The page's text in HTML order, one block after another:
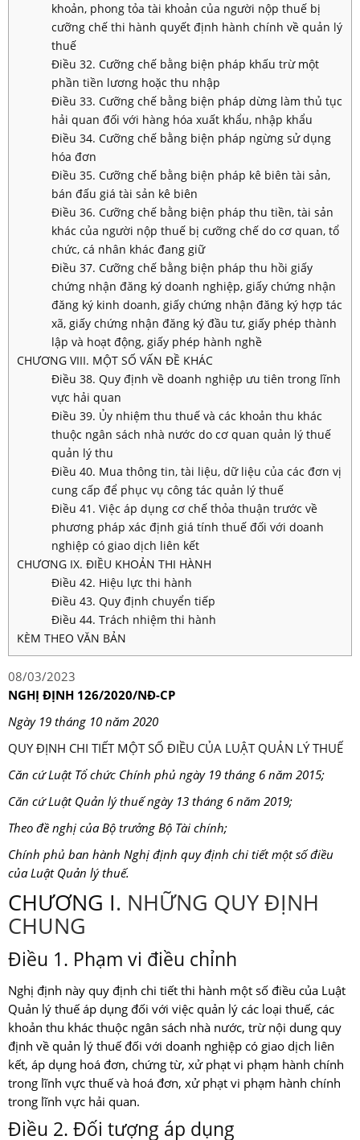
khoản, phong tỏa tài khoản của người nộp thuế bị
cưỡng chế thi hành quyết định hành chính về quản lý
thuế
Điều 32. Cưỡng chế bằng biện pháp khấu trừ một
phần tiền lương hoặc thu nhập
Điều 33. Cưỡng chế bằng biện pháp dừng làm thủ tục
hải quan đối với hàng hóa xuất khẩu, nhập khẩu
Điều 34. Cưỡng chế bằng biện pháp ngừng sử dụng
hóa đơn
Điều 35. Cưỡng chế bằng biện pháp kê biên tài sản,
bán đấu giá tài sản kê biên
Điều 36. Cưỡng chế bằng biện pháp thu tiền, tài sản
khác của người nộp thuế bị cưỡng chế do cơ quan, tổ
chức, cá nhân khác đang giữ
Điều 37. Cưỡng chế bằng biện pháp thu hồi giấy
chứng nhận đăng ký doanh nghiệp, giấy chứng nhận
đăng ký kinh doanh, giấy chứng nhận đăng ký hợp tác
xã, giấy chứng nhận đăng ký đầu tư, giấy phép thành
lập và hoạt động, giấy phép hành nghề
CHƯƠNG VIII. MỘT SỐ VẤN ĐỀ KHÁC
Điều 38. Quy định về doanh nghiệp ưu tiên trong lĩnh
vực hải quan
Điều 39. Ủy nhiệm thu thuế và các khoản thu khác
thuộc ngân sách nhà nước do cơ quan quản lý thuế
quản lý thu
Điều 40. Mua thông tin, tài liệu, dữ liệu của các đơn vị
cung cấp để phục vụ công tác quản lý thuế
Điều 41. Việc áp dụng cơ chế thỏa thuận trước về
phương pháp xác định giá tính thuế đối với doanh
nghiệp có giao dịch liên kết
CHƯƠNG IX. ĐIỀU KHOẢN THI HÀNH
Điều 42. Hiệu lực thi hành
Điều 43. Quy định chuyển tiếp
Điều 44. Trách nhiệm thi hành
KÈM THEO VĂN BẢN
08/03/2023
NGHỊ ĐỊNH 126/2020/NĐ-CP
Ngày 19 tháng 10 năm 2020
QUY ĐỊNH CHI TIẾT MỘT SỐ ĐIỀU CỦA LUẬT QUẢN LÝ THUẾ
Căn cứ Luật Tổ chức Chính phủ ngày 19 tháng 6 năm 2015;
Căn cứ Luật Quản lý thuế ngày 13 tháng 6 năm 2019;
Theo đề nghị của Bộ trưởng Bộ Tài chính;
Chính phủ ban hành Nghị định quy định chi tiết một số điều
của Luật Quản lý thuế.
CHƯƠNG I. NHỮNG QUY ĐỊNH
CHUNG
Điều 1. Phạm vi điều chỉnh
Nghị định này quy định chi tiết thi hành một số điều của Luật
Quản lý thuế áp dụng đối với việc quản lý các loại thuế, các
khoản thu khác thuộc ngân sách nhà nước, trừ nội dung quy
định về quản lý thuế đối với doanh nghiệp có giao dịch liên
kết, áp dụng hoá đơn, chứng từ, xử phạt vi phạm hành chính
trong lĩnh vực thuế và hoá đơn, xử phạt vi phạm hành chính
trong lĩnh vực hải quan.
Điều 2. Đối tượng áp dụng